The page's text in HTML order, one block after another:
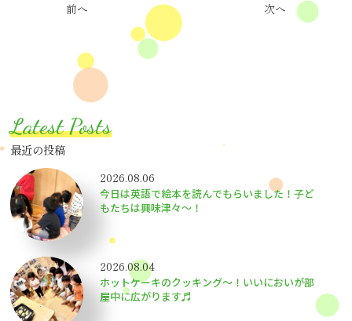
前へ 次へ
Latest Posts
最近の投稿
2026.08.06
今日は英語で絵本を読んでもらいました！子ど
もたちは興味津々〜！
2026.08.04
ホットケーキのクッキング～！いいにおいが部
屋中に広がります♬